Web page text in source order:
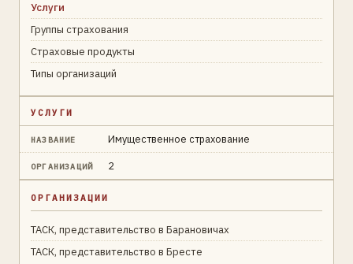
Услуги
Группы страхования
Страховые продукты
Типы организаций
УСЛУГИ
НАЗВАНИЕ Имущественное страхование
ОРГАНИЗАЦИЙ 2
ОРГАНИЗАЦИИ
ТАСК, представительство в Барановичах
ТАСК, представительство в Бресте